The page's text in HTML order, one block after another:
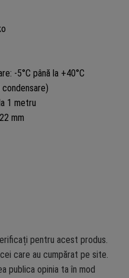
-5°C până la +40°C
1 metru
mm
pentru acest produs.
care au cumpărat pe site.
publica opinia ta în mod